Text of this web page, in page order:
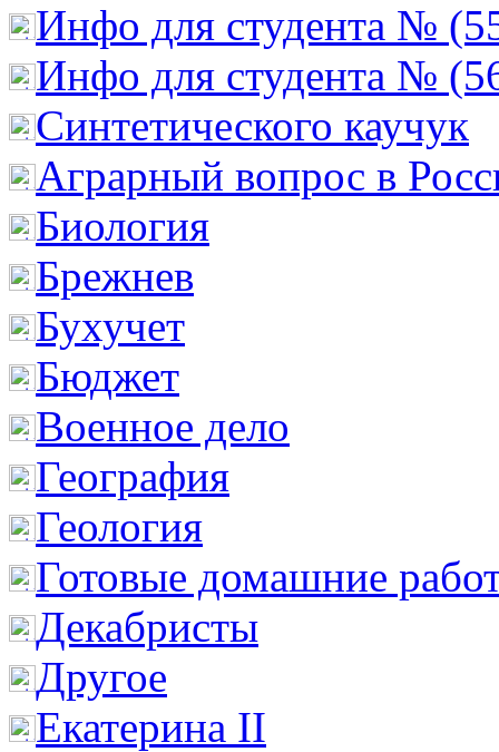
Инфо для студента №
Инфо для студента №
Cинтетического каучук
Аграрный вопрос в
Биология
Брежнев
Бухучет
Бюджет
Военное дело
География
Геология
Готовые домашние
Декабристы
Другое
Екатерина II